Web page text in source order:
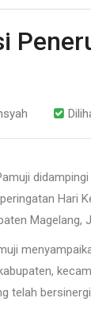
Hari
Magelang,
telah